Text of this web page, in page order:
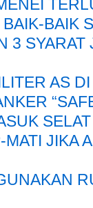
BAIK
3
AS
JIKA